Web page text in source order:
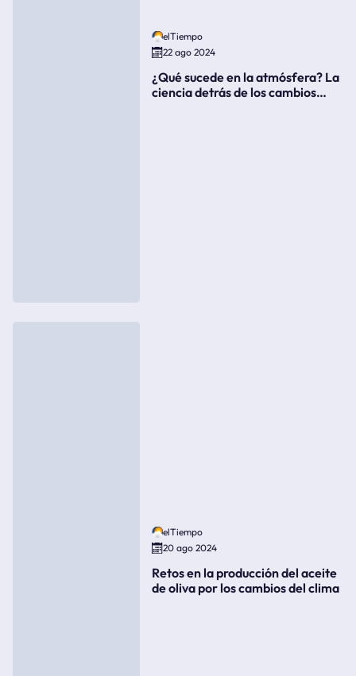
elTiempo
22 ago 2024
¿Qué sucede en la atmósfera? La
ciencia detrás de los cambios
elTiempo
20 ago 2024
Retos en la producción del aceite
de oliva por los cambios del clima